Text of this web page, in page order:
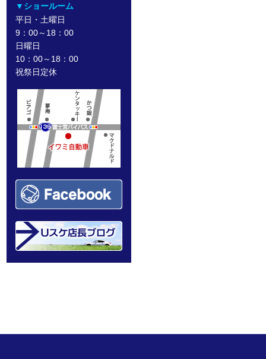
▼ショールーム
平日・土曜日
9：00～18：00
日曜日
10：00～18：00
祝祭日定休